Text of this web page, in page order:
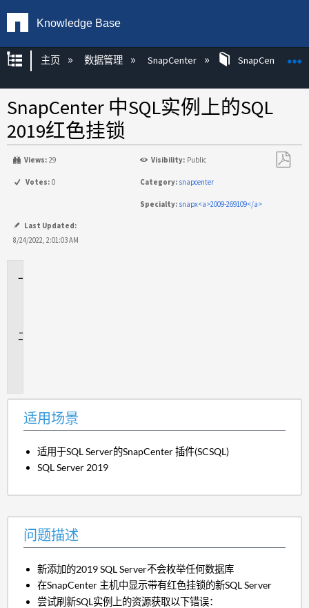
Knowledge Base
扩展/隐缩全局层次
主页 数据管理 SnapCenter SnapCenter知
SnapCenter 中SQL实例上的SQL
2019红色挂锁
Views: 29 Visibility: Public
Votes: 0 Category: snapcenter
Specialty: snapx<a>2009-269109</a>
Last Updated:
8/24/2022, 2:01:03 AM
适用场景
适用于SQL Server的SnapCenter 插件(SCSQL)
SQL Server 2019
问题描述
新添加的2019 SQL Server不会枚举任何数据库
在SnapCenter 主机中显示带有红色挂锁的新SQL Server
尝试刷新SQL实例上的资源获取以下错误：